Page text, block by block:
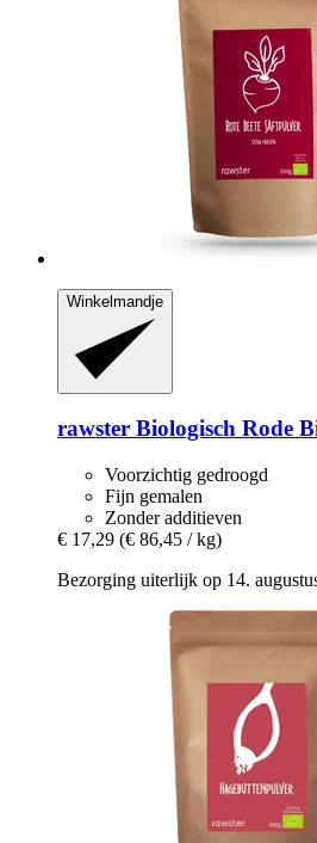
Winkelmandje
rawster Biologisch Rode
Voorzichtig gedroogd
Fijn gemalen
Zonder additieven
€ 17,29 (€ 86,45 / kg)
Bezorging uiterlijk op 14.